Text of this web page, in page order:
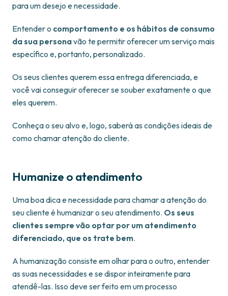
para um desejo e necessidade.
Entender o comportamento e os hábitos de consumo
da sua personavão te permitir oferecer um serviço mais
específico e, portanto, personalizado.
Os seus clientes querem essa entrega diferenciada, e
você vai conseguir oferecer se souber exatamente o que
eles querem.
Conheça o seu alvo e, logo, saberá as condições ideais de
como chamar atenção do cliente.
Humanize o atendimento
Uma boa dica e necessidade para chamar a atenção do
seu cliente é humanizar o seu atendimento. Os seus
clientes sempre vão optar por um atendimento
diferenciado, que os trate bem.
A humanização consiste em olhar para o outro, entender
as suas necessidades e se dispor inteiramente para
atendê-las. Isso deve ser feito em um processo